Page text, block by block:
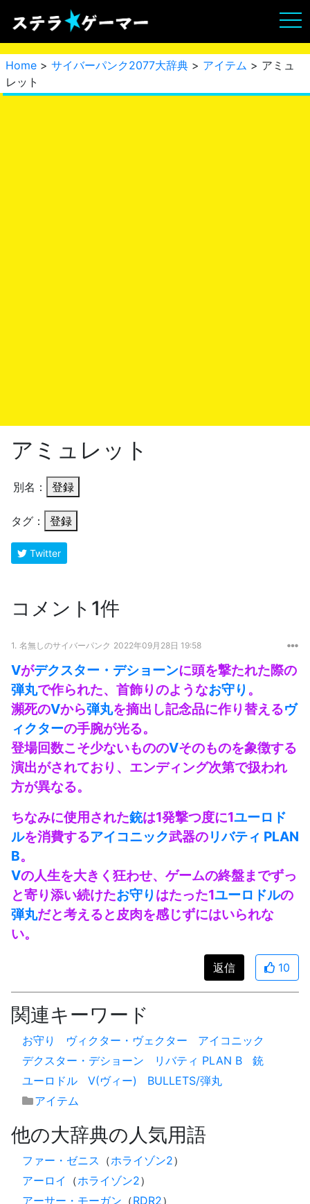
Home > サイバーパンク2077大辞典 > アイテム > アミュ
レット
アミュレット
別名： 登録
タグ： 登録
Twitter
コメント1件
1. 名無しのサイバーパンク 2022年09月28日 19:58
Vがデクスター・デショーンに頭を撃たれた際の
弾丸で作られた、首飾りのようなお守り 。
瀕死のVから弾丸を摘出し記念品に作り替えるヴ
ィクターの手腕が光る。
登場回数こそ少ないもののVそのものを象徴する
演出がされており、エンディング次第で扱われ
方が異なる。
ちなみに使用された銃は1発撃つ度に1ユーロド
ルを消費するアイコニック武器のリバティ PLAN
B。
Vの人生を大きく狂わせ、ゲームの終盤までずっ
と寄り添い続けたお守り はたった1ユーロドルの
弾丸だと考えると皮肉を感じずにはいられな
い。
返信 10
関連キーワード
お守り ヴィクター・ヴェクター
アイコニック
デクスター・デショーン
リバティ PLAN B
銃
ユーロドル
V(ヴィー)
BULLETS/弾丸
アイテム
他の大辞典の人気用語
ファー・ゼニス （ホライゾン2）
アーロイ
（ホライゾン2）
アーサー・モーガン （RDR2）